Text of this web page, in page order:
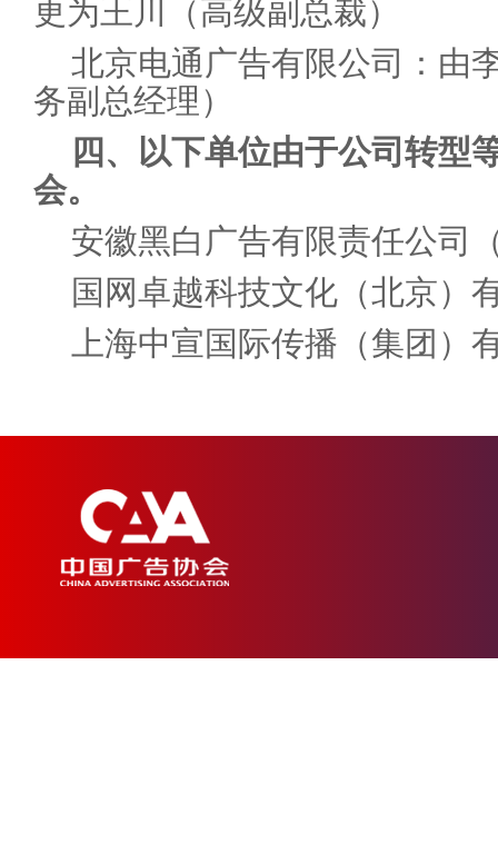
更为王川（高级副总裁）
北京电通广告有限公司：由
务副总经理）
四、以下单位由于公司转型
会。
安徽黑白广告有限责任公司
国网卓越科技文化（北京）
上海中宣国际传播（集团）